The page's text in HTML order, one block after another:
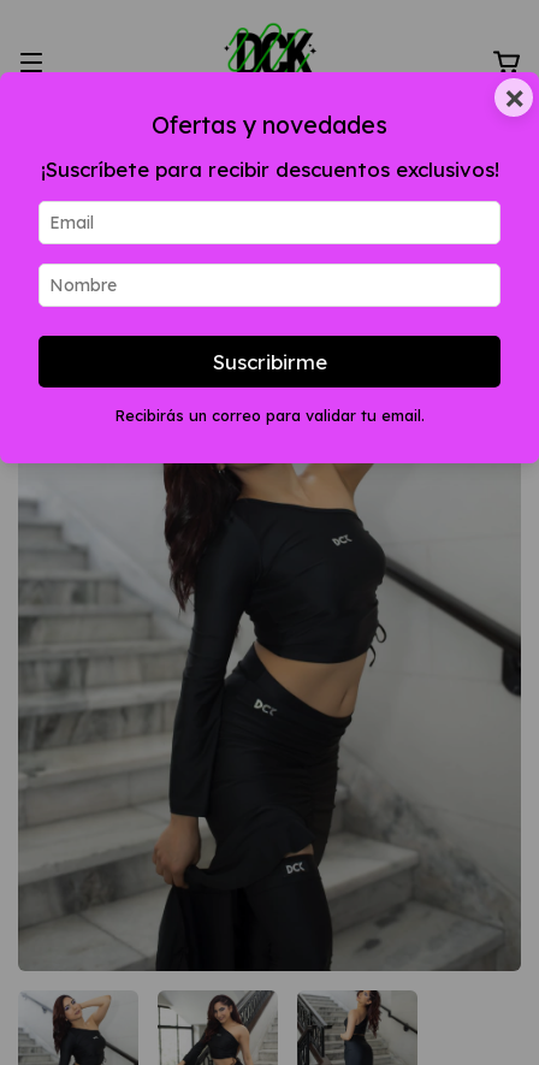
×
Ofertas y novedades
¡Suscríbete para recibir descuentos exclusivos!
Suscribirme
Recibirás un correo para validar tu email.